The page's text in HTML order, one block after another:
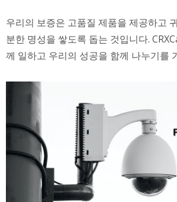
우리의 보증은 고품질 제품을 제공하고
분한 명성을 쌓도록 돕는 것입니다.
께 일하고 우리의 성공을 함께 나누기를